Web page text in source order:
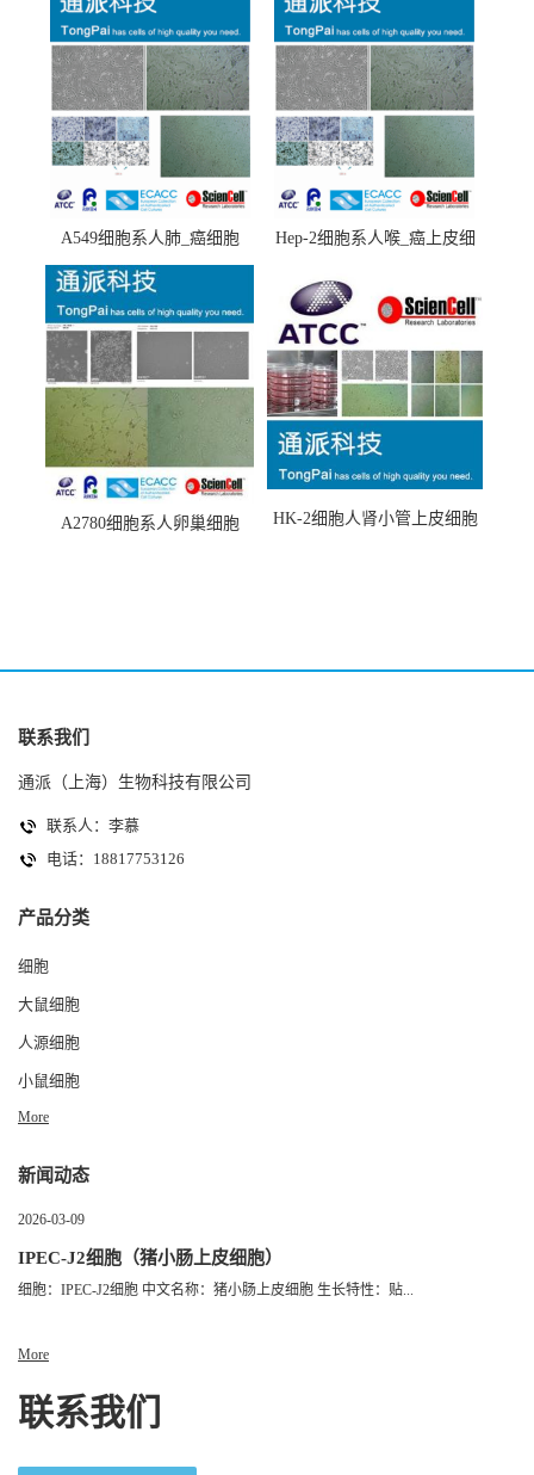
A549细胞系人肺_癌细胞
(A549细胞)
Hep-2细胞系人喉_癌上皮细
A2780细胞系人卵巢细胞
HK-2细胞人肾小管上皮细胞
联系我们
通派（上海）生物科技有限公司
联系人：李慕
电话：18817753126
产品分类
细胞
大鼠细胞
人源细胞
小鼠细胞
More
新闻动态
2026-03-09
IPEC-J2细胞（猪小肠上皮细胞）
细胞：IPEC-J2细胞 中文名称：猪小肠上皮细胞 生长特性：贴...
More
联系我们